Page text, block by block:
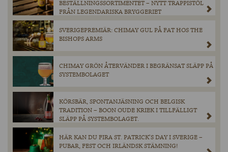
BESTÄLLNINGSSORTIMENTET – NYTT TRAPPISTÖL
FRÅN LEGENDARISKA BRYGGERIET
SVERIGEPREMIÄR: CHIMAY GUL PÅ FAT HOS THE
BISHOPS ARMS
CHIMAY GRÖN ÅTERVÄNDER I BEGRÄNSAT SLÄPP PÅ
SYSTEMBOLAGET
KÖRSBÄR, SPONTANJÄSNING OCH BELGISK
TRADITION – BOON OUDE KRIEK I TILLFÄLLIGT
SLÄPP PÅ SYSTEMBOLAGET.
HÄR KAN DU FIRA ST. PATRICK’S DAY I SVERIGE –
PUBAR, FEST OCH IRLÄNDSK STÄMNING!